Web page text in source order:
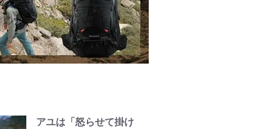
アユは「怒らせて掛け